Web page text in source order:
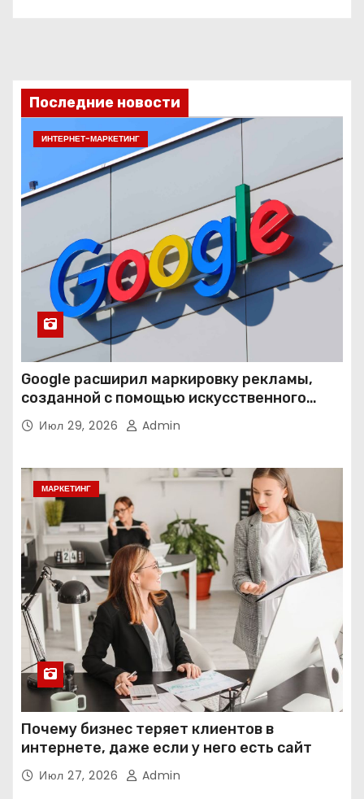
Последние новости
ИНТЕРНЕТ-МАРКЕТИНГ
Google расширил маркировку рекламы,
созданной с помощью искусственного
интеллекта
Июл 29, 2026 Admin
МАРКЕТИНГ
Почему бизнес теряет клиентов в
интернете, даже если у него есть сайт
Июл 27, 2026 Admin